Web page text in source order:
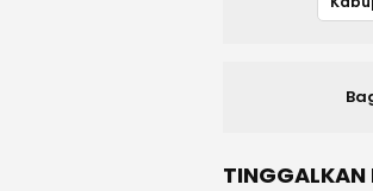
TINGGALKAN